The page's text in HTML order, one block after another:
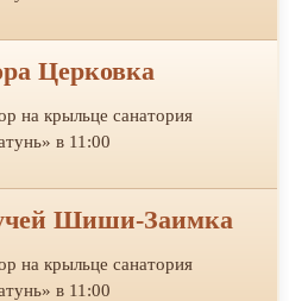
Церковка
на крыльце санатория
в 11:00
Шиши-Заимка
на крыльце санатория
в 11:00